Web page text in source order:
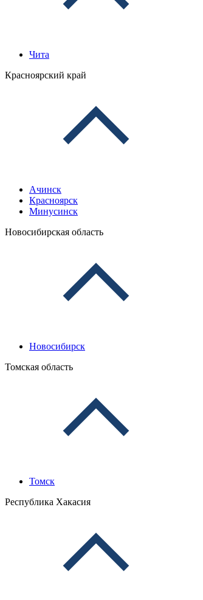
Чита
Красноярский край
Ачинск
Красноярск
Минусинск
Новосибирская область
Новосибирск
Томская область
Томск
Республика Хакасия